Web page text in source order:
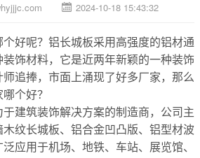
2024-10-18 15:43:32
呢？铝长城板采用高强度的铝材通
饰材料，它是近两年新颖的一种装饰
追捧，市面上涌现了好多厂家，那么
个好？
筑装饰解决方案的制造商，公司主
纹长城板、铝合金凹凸版、铝型材波
应用于机场、地铁、车站、展览馆、